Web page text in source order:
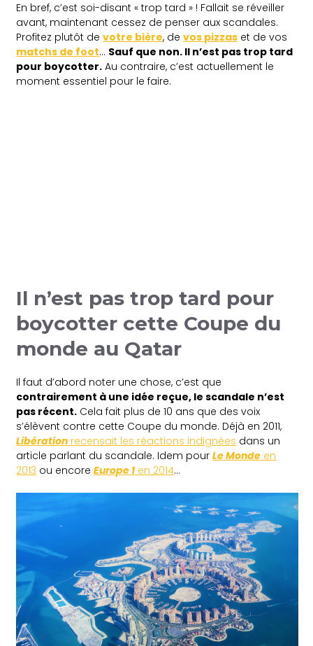
En bref, c’est soi-disant « trop tard » ! Fallait se réveiller
avant, maintenant cessez de penser aux scandales.
Profitez plutôt devotre bière, devos pizzas et de vos
matchs de foot… Sauf que non. Il n’est pas trop tard
pour boycotter. Au contraire, c’est actuellement le
moment essentiel pour le faire.
Il n’est pas trop tard pour
boycotter cette Coupe du
monde au Qatar
Il faut d’abord noter une chose, c’est que
contrairement à une idée reçue, le scandale n’est
pas récent. Cela fait plus de 10 ans que des voix
s’élèvent contre cette Coupe du monde. Déjà en 2011,
Libération recensait les réactions indignées dans un
article parlant du scandale. Idem pourLe Monde en
2013 ou encoreEurope 1en 2014…